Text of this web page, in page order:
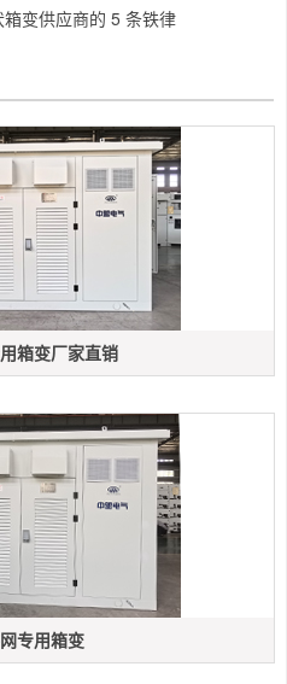
变供应商的 5 条铁律
箱变厂家直销
专用箱变